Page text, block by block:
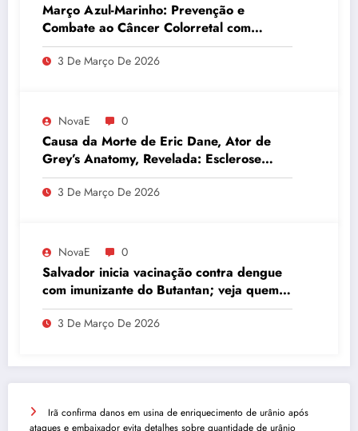
Março Azul-Marinho: Prevenção e
Combate ao Câncer Colorretal com
Atividades Físicas
3 De Março De 2026
NovaE 0
Causa da Morte de Eric Dane, Ator de
Grey’s Anatomy, Revelada: Esclerose
Lateral Amiotrófica
3 De Março De 2026
NovaE 0
Salvador inicia vacinação contra dengue
com imunizante do Butantan; veja quem
pode se vacinar
3 De Março De 2026
Irã confirma danos em usina de enriquecimento de urânio após